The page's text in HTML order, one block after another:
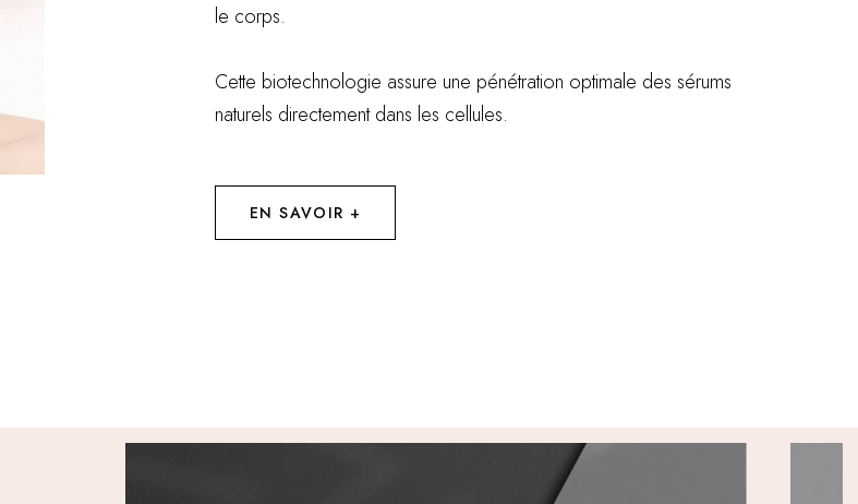
le corps.
Cette biotechnologie assure une pénétration optimale des sérums
naturels directement dans les cellules.
EN SAVOIR +